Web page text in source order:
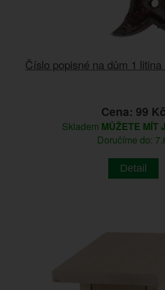
Číslo popisné na dům 1
Cena: 99 Kč
Skladem MŮŽETE MÍT
Doručíme do:
Detail